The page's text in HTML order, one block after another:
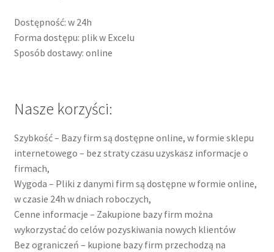
Dostępność: w 24h
Forma dostępu: plik w Excelu
Sposób dostawy: online
Nasze korzyści:
Szybkość – Bazy firm są dostępne online, w formie sklepu
internetowego – bez straty czasu uzyskasz informacje o
firmach,
Wygoda – Pliki z danymi firm są dostępne w formie online,
w czasie 24h w dniach roboczych,
Cenne informacje – Zakupione bazy firm można
wykorzystać do celów pozyskiwania nowych klientów
Bez ograniczeń – kupione bazy firm przechodzą na